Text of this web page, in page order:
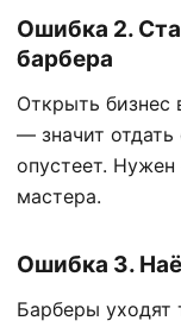
Ошибка 2.
барбера
Открыть бизнес
— значит
опустеет.
мастера.
Ошибка 3.
Барберы уходят